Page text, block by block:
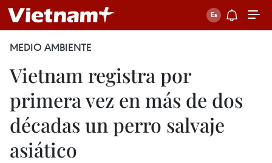
MEDIO AMBIENTE
Vietnam registra por
primera vez en más de dos
décadas un perro salvaje
asiático